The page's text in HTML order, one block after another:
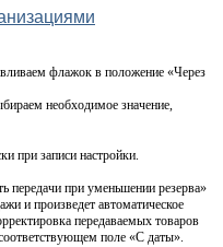
флажок в положение «Через
необходимое значение,
при записи настройки.
передачи при уменьшении резерва»
и произведет автоматическое
передаваемых товаров
поле «С даты».